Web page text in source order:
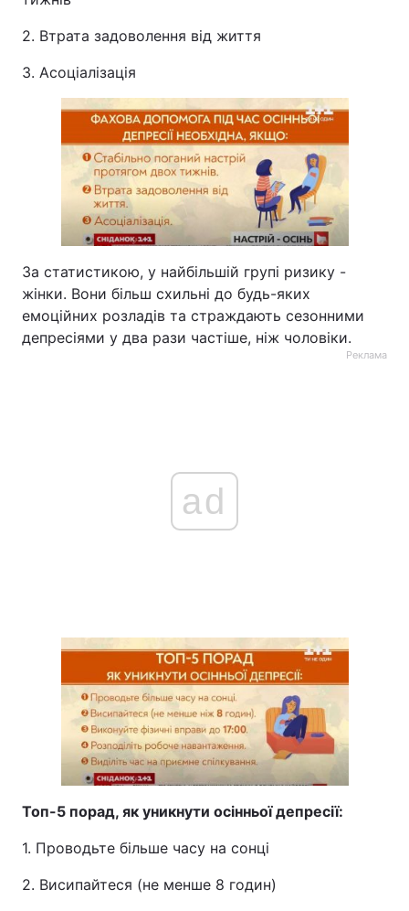
2. Втрата задоволення від життя
3. Асоціалізація
За статистикою, у найбільшій групі ризику -
жінки. Вони більш схильні до будь-яких
емоційних розладів та страждають сезонними
депресіями у два рази частіше, ніж чоловіки.
Реклама
ad
Топ-5 порад, як уникнути осінньої депресії:
1. Проводьте більше часу на сонці
2. Висипайтеся (не менше 8 годин)